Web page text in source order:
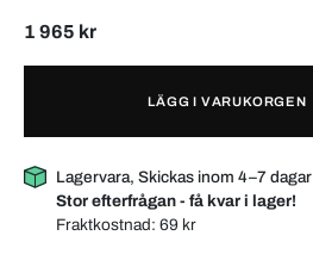
1 965 kr
LÄGG I VARUKORGEN
Lagervara, Skickas inom 4–7 dagar
Stor efterfrågan - få kvar i lager!
Fraktkostnad:69 kr